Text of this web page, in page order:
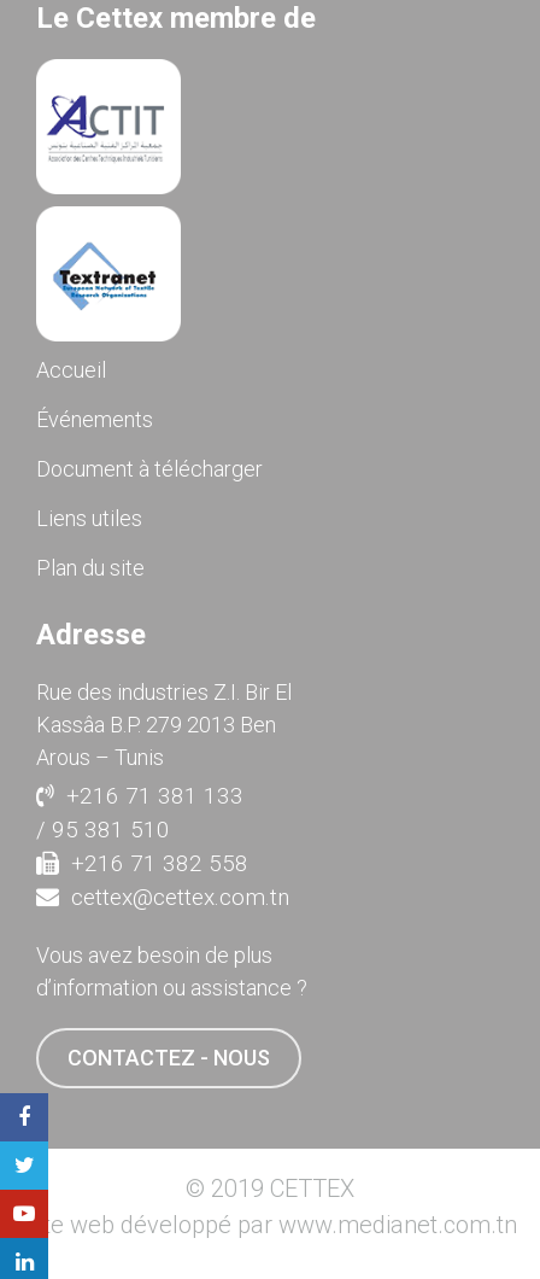
Le Cettex membre de
Accueil
Événements
Document à télécharger
Liens utiles
Plan du site
Adresse
Rue des industries Z.I. Bir El
Kassâa B.P. 279 2013 Ben
Arous – Tunis
+216 71 381 133
/ 95 381 510
+216 71 382 558
cettex@cettex.com.tn
Vous avez besoin de plus
d’information ou assistance ?
CONTACTEZ - NOUS
© 2019 CETTEX
Site web développé par www.medianet.com.tn